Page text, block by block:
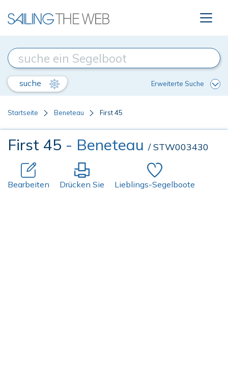
suche Erweiterte Suche
Startseite Beneteau First 45
First 45 - Beneteau / STW003430
Bearbeiten Drücken Sie Lieblings-Segelboote